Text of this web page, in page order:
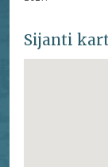
Sijanti